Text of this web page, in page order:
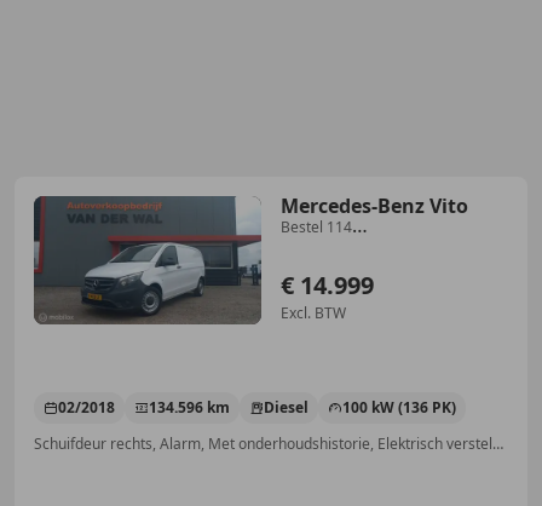
Mercedes-Benz Vito
Bestel 114
€ 14.999
Excl. BTW
02/2018 134.596 km Diesel
100 kW (136 PK)
Schuifdeur rechts, Alarm, Met onderhoudshistorie, Elektrisch verstelbare buitenspiegels, Bandenspanningscontrole, Startonderbreker, Airbag bestuurder, Multifunctioneel stuurwiel